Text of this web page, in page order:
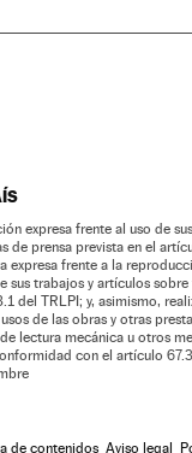
expresa frente al uso de
de prensa prevista en el
expresa frente a la
sus trabajos y artículos
del TRLPI; y, asimismo,
de las obras y otras
lectura mecánica u otros
con el artículo
de contenidos Aviso legal